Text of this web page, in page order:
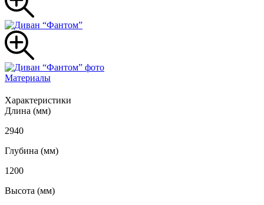
Материалы
Характеристики
Длина (мм)
2940
Глубина (мм)
1200
Высота (мм)